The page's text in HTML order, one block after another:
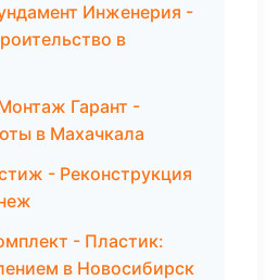
Инженерия -
в
Гарант -
в Махачкала
- Реконструкция
- Пластик:
в Новосибирск